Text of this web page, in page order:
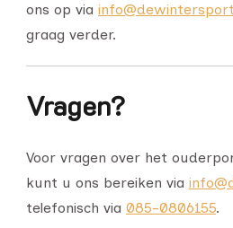
ons op via
graag verder.
Vragen?
Voor vragen over het
kunt u ons bereiken via
telefonisch via 085-0806155.